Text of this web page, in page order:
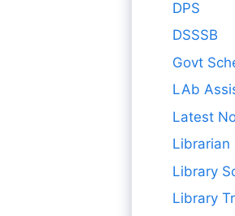
DPS
DSSSB
Govt
LAb
Latest
Librarian
Library
Library